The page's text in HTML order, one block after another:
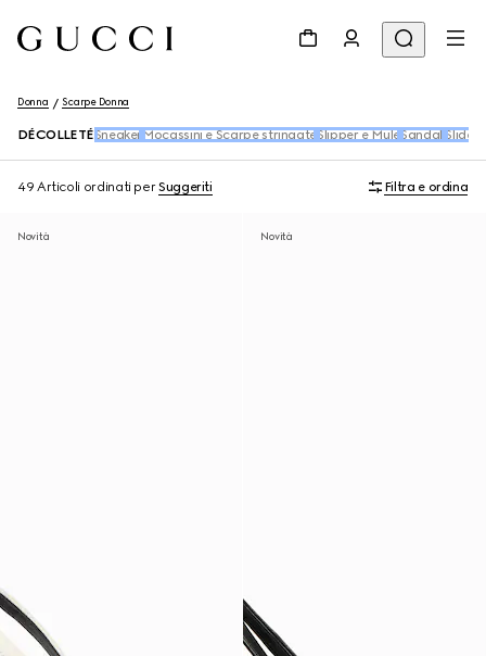
Donna Scarpe Donna
DÉCOLLETÉ Sneaker Mocassini e Scarpe stringate Slipper e Mule Sandali Slider
49 Articoli ordinati perSuggeriti Filtra e ordina
Novità Novità